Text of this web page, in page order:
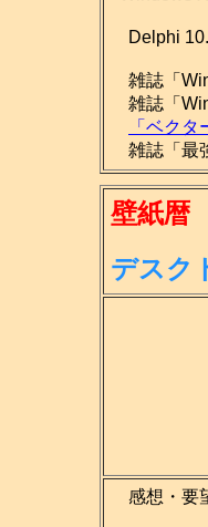
Delphi
雑誌「
雑誌「
「ベクタ
雑誌「最
壁紙暦
デスク
感想・要